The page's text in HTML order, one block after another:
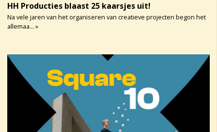
HH Producties blaast 25 kaarsjes uit!
Na vele jaren van het organiseren van creatieve projecten begon het
allemaa... »